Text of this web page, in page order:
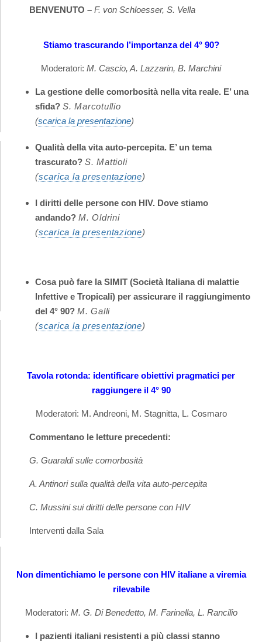
BENVENUTO – F. von Schloesser, S. Vella
Stiamo trascurando l’importanza del 4° 90?
Moderatori: M. Cascio, A. Lazzarin, B. Marchini
La gestione delle comorbosità nella vita reale. E’ una
sfida? S. Marcotullio
(scarica la presentazione)
Qualità della vita auto-percepita. E’ un tema
trascurato? S. Mattioli
(scarica la presentazione)
I diritti delle persone con HIV. Dove stiamo
andando? M. Oldrini
(scarica la presentazione)
Cosa può fare la SIMIT (Società Italiana di malattie
Infettive e Tropicali) per assicurare il raggiungimento
del 4° 90? M. Galli
(scarica la presentazione)
Tavola rotonda: identificare obiettivi pragmatici per
raggiungere il 4° 90
Moderatori: M. Andreoni, M. Stagnitta, L. Cosmaro
Commentano le letture precedenti:
G. Guaraldi sulle comorbosità
A. Antinori sulla qualità della vita auto-percepita
C. Mussini sui diritti delle persone con HIV
Interventi dalla Sala
Non dimentichiamo le persone con HIV italiane a viremia
rilevabile
Moderatori: M. G. Di Benedetto, M. Farinella, L. Rancilio
I pazienti italiani resistenti a più classi stanno